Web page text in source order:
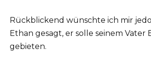
Rückblickend wünschte ich mir
Ethan gesagt, er solle seinem Vater
gebieten.